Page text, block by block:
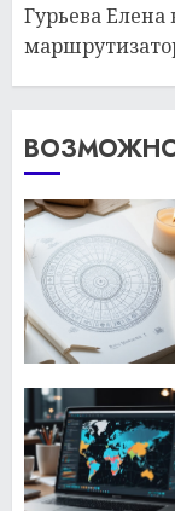
Гурьева Елена